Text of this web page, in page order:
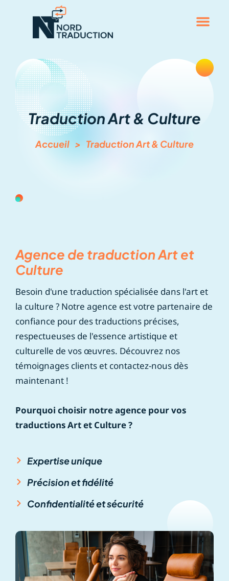
Traduction Art & Culture
Accueil > Traduction Art & Culture
Agence de traduction Art et
Culture
Besoin d'une traduction spécialisée dans l'art et
la culture ? Notre agence est votre partenaire de
confiance pour des traductions précises,
respectueuses de l'essence artistique et
culturelle de vos œuvres. Découvrez nos
témoignages clients et contactez-nous dès
maintenant !
Pourquoi choisir notre agence pour vos
traductions Art et Culture ?
Expertise unique
Précision et fidélité
Confidentialité et sécurité